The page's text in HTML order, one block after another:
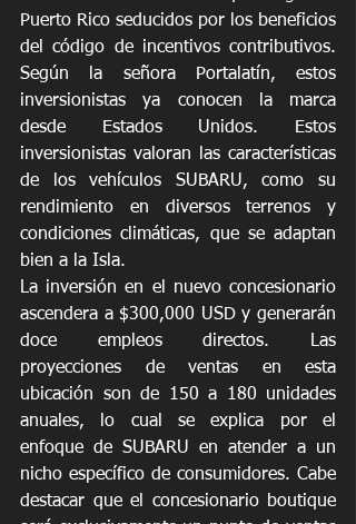
Puerto Rico seducidos por los beneficios
del código de incentivos contributivos.
Según la señora Portalatín, estos
inversionistas ya conocen la marca
desde Estados Unidos. Estos
inversionistas valoran las características
de los vehículos SUBARU, como su
rendimiento en diversos terrenos y
condiciones climáticas, que se adaptan
bien a la Isla.
La inversión en el nuevo concesionario
ascendera a $300,000 USD y generarán
doce empleos directos. Las
proyecciones de ventas en esta
ubicación son de 150 a 180 unidades
anuales, lo cual se explica por el
enfoque de SUBARU en atender a un
nicho específico de consumidores. Cabe
destacar que el concesionario boutique